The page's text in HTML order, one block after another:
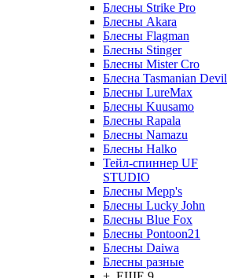
Блесны Strike Pro
Блесны Akara
Блесны Flagman
Блесны Stinger
Блесны Mister Cro
Блесна Tasmanian Devil
Блесны LureMax
Блесны Kuusamo
Блесны Rapala
Блесны Namazu
Блесны Halko
Тейл-спиннер UF
STUDIO
Блесны Mepp's
Блесны Lucky John
Блесны Blue Fox
Блесны Pontoon21
Блесны Daiwa
Блесны разные